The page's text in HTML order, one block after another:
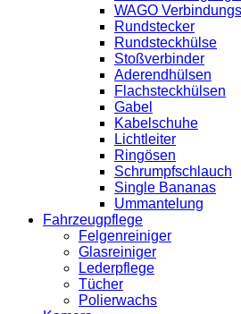
WAGO
Rundstecker
Rundsteckhülse
Stoßverbinder
Aderendhülsen
Flachsteckhülsen
Gabel
Kabelschuhe
Lichtleiter
Ringösen
Schrumpfschlauch
Single Bananas
Ummantelung
Fahrzeugpflege
Felgenreiniger
Glasreiniger
Lederpflege
Tücher
Polierwachs